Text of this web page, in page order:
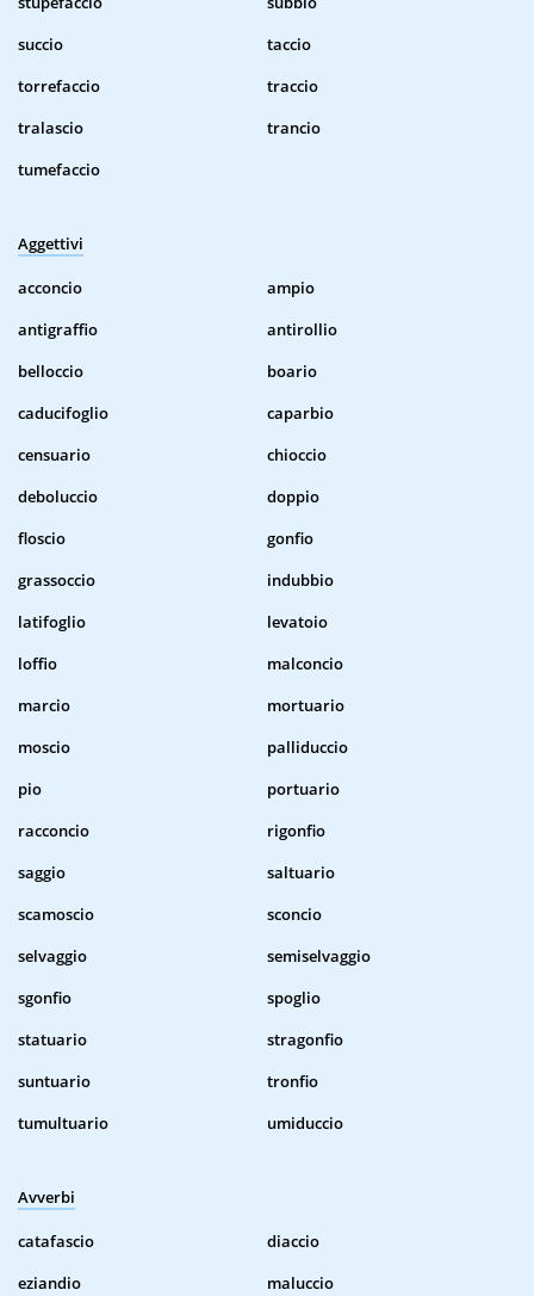
succio
taccio
torrefaccio
traccio
tralascio
trancio
tumefaccio
Aggettivi
acconcio
ampio
antigraffio
antirollio
belloccio
boario
caducifoglio
caparbio
censuario
chioccio
deboluccio
doppio
floscio
gonfio
grassoccio
indubbio
latifoglio
levatoio
loffio
malconcio
marcio
mortuario
moscio
palliduccio
pio
portuario
racconcio
rigonfio
saggio
saltuario
scamoscio
sconcio
selvaggio
semiselvaggio
sgonfio
spoglio
statuario
stragonfio
suntuario
tronfio
tumultuario
umiduccio
Avverbi
catafascio
diaccio
eziandio
maluccio